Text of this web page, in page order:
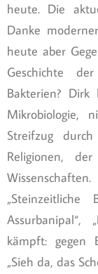
heute. Die
Danke
heute aber
Geschichte
Bakterien?
Mikrobiologie,
Streifzug
Religionen,
„Steinzeitliche
Assurbanipal“,
kämpft: gegen
„Sieh da, das